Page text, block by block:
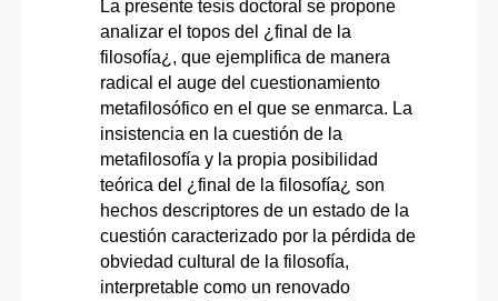
La presente tesis doctoral se propone
analizar el topos del ¿final de la
filosofía¿, que ejemplifica de manera
radical el auge del cuestionamiento
metafilosófico en el que se enmarca. La
insistencia en la cuestión de la
metafilosofía y la propia posibilidad
teórica del ¿final de la filosofía¿ son
hechos descriptores de un estado de la
cuestión caracterizado por la pérdida de
obviedad cultural de la filosofía,
interpretable como un renovado